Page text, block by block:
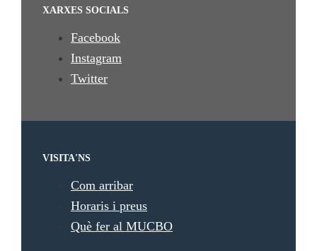
XARXES SOCIALS
Facebook
Instagram
Twitter
VISITA'NS
Com arribar
Horaris i preus
Què fer al MUCBO